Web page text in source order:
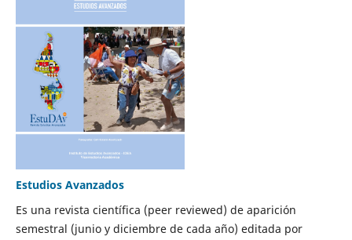
Estudios Avanzados
Es una revista científica (peer reviewed) de aparición
semestral (junio y diciembre de cada año) editada por